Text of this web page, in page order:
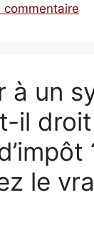
commentaire
à un
il
le